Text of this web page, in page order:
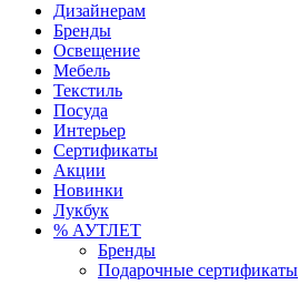
Дизайнерам
Бренды
Освещение
Мебель
Текстиль
Посуда
Интерьер
Сертификаты
Акции
Новинки
Лукбук
% АУТЛЕТ
Бренды
Подарочные сертификаты